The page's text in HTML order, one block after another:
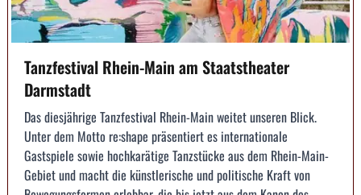
Tanzfestival Rhein-Main am Staatstheater
Darmstadt
Das diesjährige Tanzfestival Rhein-Main weitet unseren Blick.
Unter dem Motto re:shape präsentiert es internationale
Gastspiele sowie hochkarätige Tanzstücke aus dem Rhein-Main-
Gebiet und macht die künstlerische und politische Kraft von